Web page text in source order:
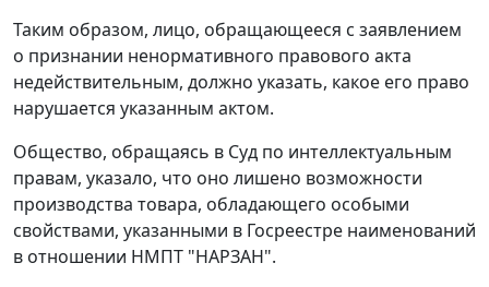
Таким образом, лицо, обращающееся с заявлением
о признании ненормативного правового акта
недействительным, должно указать, какое его право
нарушается указанным актом.
Общество, обращаясь в Суд по интеллектуальным
правам, указало, что оно лишено возможности
производства товара, обладающего особыми
свойствами, указанными в Госреестре наименований
в отношении НМПТ "НАРЗАН".